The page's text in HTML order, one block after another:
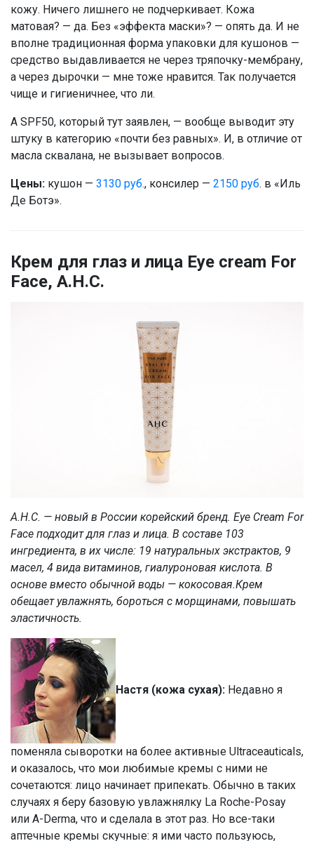
кожу. Ничего лишнего не подчеркивает. Кожа
матовая? — да. Без «эффекта маски»? — опять да. И не
вполне традиционная форма упаковки для кушонов —
средство выдавливается не через тряпочку-мембрану,
а через дырочки — мне тоже нравится. Так получается
чище и гигиеничнее, что ли.
А SPF50, который тут заявлен, — вообще выводит эту
штуку в категорию «почти без равных». И, в отличие от
масла сквалана, не вызывает вопросов.
Цены: кушон — 3130 руб., консилер — 2150 руб. в «Иль
Де Ботэ».
Крем для глаз и лица Eye cream For
Face, A.H.C.
A.H.C. — новый в России корейский бренд. Eye Cream For
Face подходит для глаз и лица. В составе 103
ингредиента, в их числе: 19 натуральных экстрактов, 9
масел, 4 вида витаминов, гиалуроновая кислота. В
основе вместо обычной воды — кокосовая.Крем
обещает увлажнять, бороться с морщинами, повышать
эластичность.
Настя (кожа сухая): Недавно я
поменяла сыворотки на более активные Ultraceauticals,
и оказалось, что мои любимые кремы с ними не
сочетаются: лицо начинает припекать. Обычно в таких
случаях я беру базовую увлажнялку La Roche-Posay
или A-Derma, что и сделала в этот раз. Но все-таки
аптечные кремы скучные: я ими часто пользуюсь,